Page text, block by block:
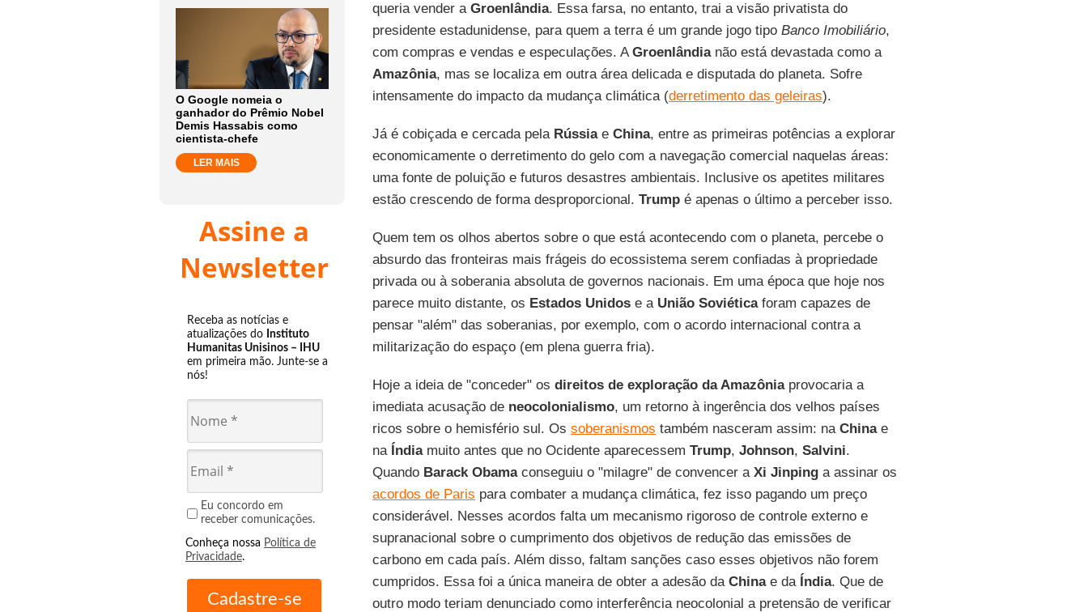
O Google nomeia o
ganhador do Prêmio Nobel
Demis Hassabis como
cientista-chefe
LER MAIS
Assine a
Newsletter
Receba as notícias e
atualizações do Instituto
Humanitas Unisinos – IHU
em primeira mão. Junte-se a
nós!
Eu concordo em
receber comunicações.
Conheça nossa Política de
Privacidade.
queria vender a Groenlândia. Essa farsa, no entanto, trai a visão privatista do
presidente estadunidense, para quem a terra é um grande jogo tipoBanco Imobiliário,
com compras e vendas e especulações. AGroenlândianão está devastada como a
Amazônia, mas se localiza em outra área delicada e disputada do planeta. Sofre
intensamente do impacto da mudança climática (derretimento das geleiras).
Já é cobiçada e cercada pela Rússiae China, entre as primeiras potências a explorar
economicamente o derretimento do gelo com a navegação comercial naquelas áreas:
uma fonte de poluição e futuros desastres ambientais. Inclusive os apetites militares
estão crescendo de forma desproporcional. Trumpé apenas o último a perceber isso.
Quem tem os olhos abertos sobre o que está acontecendo com o planeta, percebe o
absurdo das fronteiras mais frágeis do ecossistema serem confiadas à propriedade
privada ou à soberania absoluta de governos nacionais. Em uma época que hoje nos
parece muito distante, os Estados Unidose a União Soviéticaforam capazes de
pensar "além" das soberanias, por exemplo, com o acordo internacional contra a
militarização do espaço (em plena guerra fria).
Hoje a ideia de "conceder" os direitos de exploração da Amazôniaprovocaria a
imediata acusação de neocolonialismo, um retorno à ingerência dos velhos países
ricos sobre o hemisfério sul. Os soberanismos também nasceram assim: na Chinae
na Índiamuito antes que no Ocidente aparecessem Trump, Johnson, Salvini.
Quando Barack Obamaconseguiu o "milagre" de convencer a Xi Jinpinga assinar os
acordos de Paris para combater a mudança climática, fez isso pagando um preço
considerável. Nesses acordos falta um mecanismo rigoroso de controle externo e
supranacional sobre o cumprimento dos objetivos de redução das emissões de
carbono em cada país. Além disso, faltam sanções caso esses objetivos não forem
cumpridos. Essa foi a única maneira de obter a adesão da Chinae da Índia. Que de
outro modo teriam denunciado como interferência neocolonial a pretensão de verificar